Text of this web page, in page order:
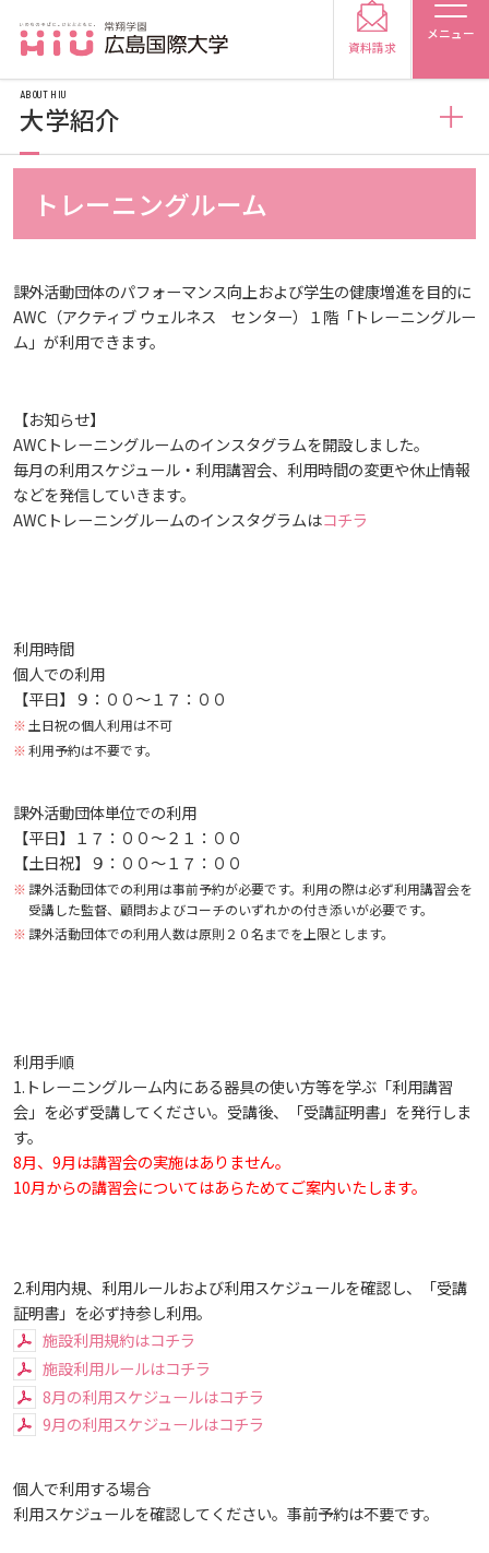
メニュー
受験生の方
受験生の保護者の方
在学生の方
保護者の方
大学紹介
教育の特色
将来像
教育に関する基本方針
アドミッション・ポリシー
生）
カリキュラム・ポリシー（2023年度入学生）
カリキュラム・ポリシー（2020～2022年度入学
生）
カリキュラム・ポリシー（2016～2019年度心理・
薬・医療栄養）
カリキュラム・ポリシー（2015年度以前入学生）
カリキュラム・ポリシー（大学院対象）
ディプロマ・ポリシー（2024年度入学生）
ディプロマ・ポリシー（2020～2023年度入学生）
ディプロマ・ポリシー（2015年度以前入学生）
大学院ディプロマ・ポリシー（2024年度入学生）
大学院ディプロマ・ポリシー（2021～2023年度入
大学院ディプロマ・ポリシー（2020年度以前入学
沿革
学園からのメッセージ
大学章と大学旗
UI（ユニバーシティ・アイデンティティ）
大学歌
学園・姉妹校のご案内
教育研究上の目的・基本組織について
研究者要覧
大学基礎データ
学費・入学金等費用について
動物実験に関する情報について
財務・事業計画等について
自己点検・評価
大学機関別認証評価
薬学部薬学科の自己点検・評価について
理学療法士・作業療法士教員資格及び教育内容等の
自己評価書
文部科学省への設置認可・届出書類・履行状況報
告書
ガバナンス・コード
規定
規定・教育課程・シラバス
広島国際大学施設等貸与内規
別表第1・第2 様式第1・第2
広島国際大学倫理委員会規定
施設案内
施設紹介
東広島・呉キャンパス施設 名称・愛称
心理臨床センター
学生寮・学生研修棟
東広島キャンパス
呉キャンパス
基盤教育センター
基盤教育センターでの教育活動・概要
講座のご案内
広国ドリル
専門職連携教育センター
広国IPEとは
広国IPEの授業について
情報メディアラーニングセンター
情報端末の必携化について
図書館
大学広報
プレスリリース
ハラスメントについて
入試概要
職の種BOOK
資料請求
窓口での資料受取りについて
関連情報
保健医療学部
総合リハビリテーション学部
健康スポーツ学部
健康科学部
大学院・専攻科
医療科学研究科
保健医療学専攻
リハビリテーション学専攻
健康科学研究科
医療福祉学専攻
看護学研究科
就職・キャリア支援
就職支援
就業力育成プログラム
受講申込方法
資格取得奨励金制度
キャリア支援係利用案内
産官学連携
研究連携相談
公的研究費の責任体系について
安全保障貿易管理
連携・協定について
研究情報の公開について（オプトアウト）
地域連携
公開講座 過去の開講コース
子ども向け体験講座
子ども向け体験講座
ボランティア活動
広島国際大学Town＆Gownoffice東広島
健幸ステーション
広国市民大学
広国市民大学とは
しあわせ健康センター
海外研修情報
海外研修
海外専門研修
外国人留学生
アクセス
Language
資料請求
トレーニングルーム
課外活動団体のパフォーマンス向上および学生の健康増進を目的に
AWC（アクティブ ウェルネス センター）１階「トレーニングルー
ム」が利用できます。
【お知らせ】
AWCトレーニングルームのインスタグラムを開設しました。
毎月の利用スケジュール・利用講習会、利用時間の変更や休止情報
などを発信していきます。
AWCトレーニングルームのインスタグラムはコチラ
利用時間
個人での利用
【平日】９：００～１７：００
土日祝の個人利用は不可
利用予約は不要です。
課外活動団体単位での利用
【平日】１７：００～２１：００
【土日祝】９：００～１７：００
課外活動団体での利用は事前予約が必要です。利用の際は必ず利用講習会を
受講した監督、顧問およびコーチのいずれかの付き添いが必要です。
課外活動団体での利用人数は原則２０名までを上限とします。
利用手順
1.トレーニングルーム内にある器具の使い方等を学ぶ「利用講習
会」を必ず受講してください。受講後、「受講証明書」を発行しま
す。
8月、9月は講習会の実施はありません。
10月からの講習会についてはあらためてご案内いたします。
2.利用内規、利用ルールおよび利用スケジュールを確認し、「受講
証明書」を必ず持参し利用。
施設利用規約はコチラ
施設利用ルールはコチラ
8月の利用スケジュールはコチラ
9月の利用スケジュールはコチラ
個人で利用する場合
利用スケジュールを確認してください。事前予約は不要です。
ABOUT HIU
大学紹介
大学紹介
建学の精神
将来像
教育に関する基本方針
アドミッション・ポリシー（2027年度以降入学
生）
生）
カリキュラム・ポリシー
カリキュラム・ポリシー（2024年度以降入学生）
カリキュラム・ポリシー（2023年度入学生）
カリキュラム・ポリシー（2020～2022年度入学
生）
カリキュラム・ポリシー（2016～2019年度心理・
薬・医療栄養）
カリキュラム・ポリシー（2015年度以前入学生）
ディプロマ・ポリシー
ディプロマ・ポリシー（2024年度入学生）
ディプロマ・ポリシー（2020～2023年度入学生）
ディプロマ・ポリシー（2016～2019年度入学生）
大学院ディプロマ・ポリシー（2024年度入学生）
大学院ディプロマ・ポリシー（2021～2023年度入
学生）
生）
沿革
学園からのメッセージ
UI（ユニバーシティ・アイデンティティ）
大学歌
臨床教授制度について
情報の公表
研究者要覧
大学基礎データ
学生生活支援について
就職支援について
動物実験に関する情報について
財務・事業計画等について
大学機関別認証評価
薬学部薬学科の自己点検・評価について
大学院実践臨床心理学専攻 自己点検・評価報告書
大学院薬学研究科 自己点検・評価報告書
文部科学省への設置認可・届出書類・履行状況報
告書
高等教育の修学支援新制度
卒業生・進路先 調査結果
規定・教育課程・シラバス
広島国際大学施設等貸与内規
施設案内
施設紹介
施設を動画で紹介
キャンパスの歴史を振り返る
心理臨床センター
学生寮・学生研修棟
呉キャンパス
基盤教育センターでの教育活動・概要
講座のご案内
入学予定者へのお知らせ
合格者の方へのメッセージ
入学準備学習プログラム
情報端末の必携化について
専門職連携教育センター
広国IPEとは
広国IPE用語集
情報メディアラーニングセンター
ICTサポート
図書館概要
利用案内
利用案内（学外利用者）
電子ブック・電子ジャーナルなど
情報センター
学内ネットワークの概要
東広島キャンパス
呉キャンパス
ラーニング・コモンズ
トレーニングルーム
大学広報
メディア掲載情報
SNS公式アカウント
SDGsについて